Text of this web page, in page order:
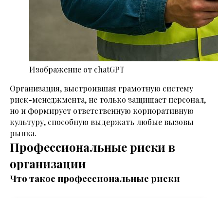
Изображение от chatGPT
Организация, выстроившая грамотную систему
риск-менеджмента, не только защищает персонал,
но и формирует ответственную корпоративную
культуру, способную выдержать любые вызовы
рынка.
Профессиональные риски в
организации
Что такое профессиональные риски